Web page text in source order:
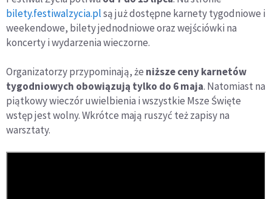
bilety.festiwalzycia.plsą już dostępne karnety tygodniowe i
weekendowe, bilety jednodniowe oraz wejściówki na
koncerty i wydarzenia wieczorne.
Organizatorzy przypominają, że niższe ceny karnetów
tygodniowych obowiązują tylko do 6 maja. Natomiast na
piątkowy wieczór uwielbienia i wszystkie Msze Święte
wstęp jest wolny. Wkrótce mają ruszyć też zapisy na
warsztaty.